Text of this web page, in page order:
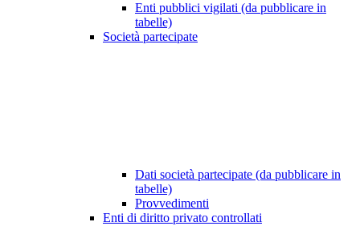
Enti pubblici vigilati (da pubblicare in
tabelle)
Società partecipate
Dati società partecipate (da pubblicare in
tabelle)
Provvedimenti
Enti di diritto privato controllati